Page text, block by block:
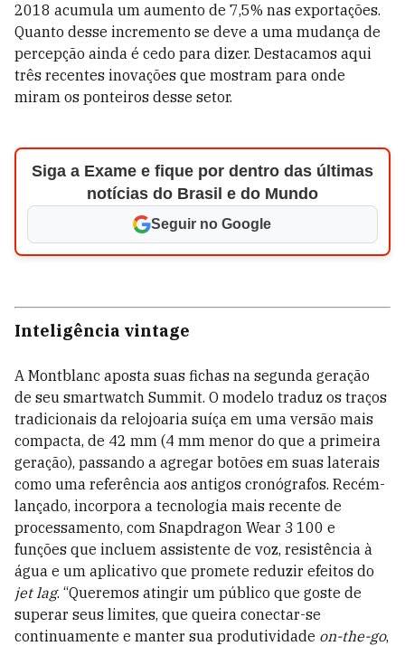
2018 acumula um aumento de 7,5% nas exportações.
Quanto desse incremento se deve a uma mudança de
percepção ainda é cedo para dizer. Destacamos aqui
três recentes inovações que mostram para onde
miram os ponteiros desse setor.
Siga a Exame e fique por dentro das últimas
notícias do Brasil e do Mundo
Seguir no Google
Inteligência vintage
A Montblanc aposta suas fichas na segunda geração
de seu smartwatch Summit. O modelo traduz os traços
tradicionais da relojoaria suíça em uma versão mais
compacta, de 42 mm (4 mm menor do que a primeira
geração), passando a agregar botões em suas laterais
como uma referência aos antigos cronógrafos. Recém-
lançado, incorpora a tecnologia mais recente de
processamento, com Snapdragon Wear 3 100 e
funções que incluem assistente de voz, resistência à
água e um aplicativo que promete reduzir efeitos do
jet lag. “Queremos atingir um público que goste de
superar seus limites, que queira conectar-se
continuamente e manter sua produtividade on-the-go,